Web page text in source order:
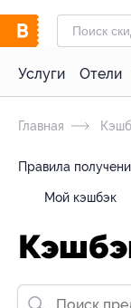
Услуги Отели
Главная
Правила
Мой кэшбэк